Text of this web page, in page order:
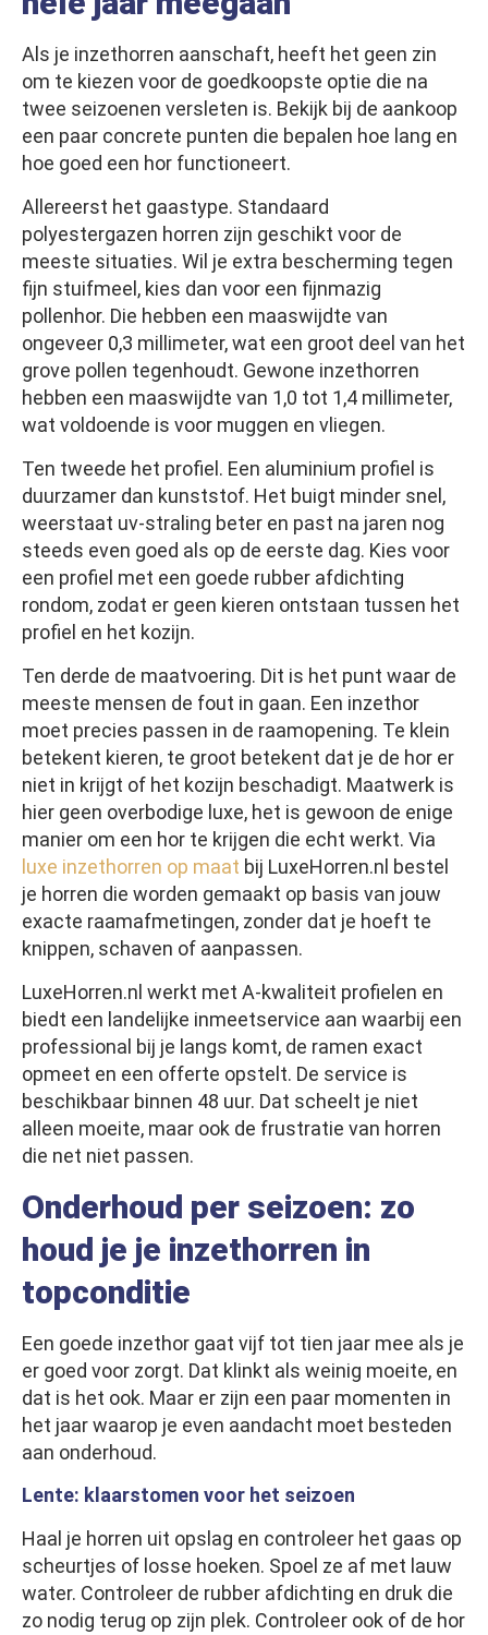
Als je inzethorren aanschaft, heeft het geen zin
om te kiezen voor de goedkoopste optie die na
twee seizoenen versleten is. Bekijk bij de aankoop
een paar concrete punten die bepalen hoe lang en
hoe goed een hor functioneert.
Allereerst het gaastype. Standaard
polyestergazen horren zijn geschikt voor de
meeste situaties. Wil je extra bescherming tegen
fijn stuifmeel, kies dan voor een fijnmazig
pollenhor. Die hebben een maaswijdte van
ongeveer 0,3 millimeter, wat een groot deel van het
grove pollen tegenhoudt. Gewone inzethorren
hebben een maaswijdte van 1,0 tot 1,4 millimeter,
wat voldoende is voor muggen en vliegen.
Ten tweede het profiel. Een aluminium profiel is
duurzamer dan kunststof. Het buigt minder snel,
weerstaat uv-straling beter en past na jaren nog
steeds even goed als op de eerste dag. Kies voor
een profiel met een goede rubber afdichting
rondom, zodat er geen kieren ontstaan tussen het
profiel en het kozijn.
Ten derde de maatvoering. Dit is het punt waar de
meeste mensen de fout in gaan. Een inzethor
moet precies passen in de raamopening. Te klein
betekent kieren, te groot betekent dat je de hor er
niet in krijgt of het kozijn beschadigt. Maatwerk is
hier geen overbodige luxe, het is gewoon de enige
manier om een hor te krijgen die echt werkt. Via
luxe inzethorren op maat bij LuxeHorren.nl bestel
je horren die worden gemaakt op basis van jouw
exacte raamafmetingen, zonder dat je hoeft te
knippen, schaven of aanpassen.
LuxeHorren.nl werkt met A-kwaliteit profielen en
biedt een landelijke inmeetservice aan waarbij een
professional bij je langs komt, de ramen exact
opmeet en een offerte opstelt. De service is
beschikbaar binnen 48 uur. Dat scheelt je niet
alleen moeite, maar ook de frustratie van horren
die net niet passen.
Onderhoud per seizoen: zo
houd je je inzethorren in
topconditie
Een goede inzethor gaat vijf tot tien jaar mee als je
er goed voor zorgt. Dat klinkt als weinig moeite, en
dat is het ook. Maar er zijn een paar momenten in
het jaar waarop je even aandacht moet besteden
aan onderhoud.
Lente: klaarstomen voor het seizoen
Haal je horren uit opslag en controleer het gaas op
scheurtjes of losse hoeken. Spoel ze af met lauw
water. Controleer de rubber afdichting en druk die
zo nodig terug op zijn plek. Controleer ook of de hor